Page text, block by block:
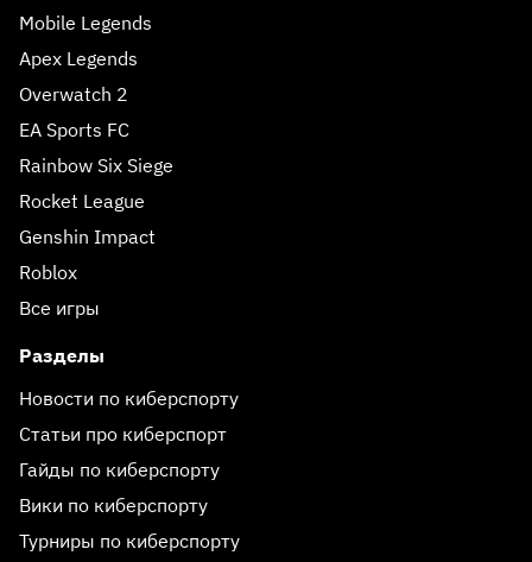
Mobile Legends
Apex Legends
Overwatch 2
EA Sports FC
Rainbow Six Siege
Rocket League
Genshin Impact
Roblox
Все игры
Разделы
Новости по киберспорту
Статьи про киберспорт
Гайды по киберспорту
Вики по киберспорту
Турниры по киберспорту